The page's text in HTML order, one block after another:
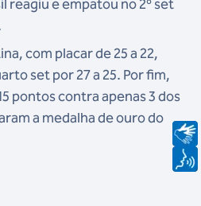
reagiu e empatou no 2º set
com placar de 25 a 22,
set por 27 a 25. Por fim,
pontos contra apenas 3 dos
a medalha de ouro do